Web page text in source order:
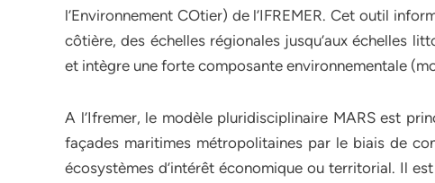
l’Environnement COtier) de l’IFREMER. Cet outil
côtière, des échelles régionales jusqu’aux échelles
et intègre une forte composante environnementale
A l’Ifremer, le modèle pluridisciplinaire MARS est
façades maritimes métropolitaines par le biais de
écosystèmes d’intérêt économique ou territorial. Il